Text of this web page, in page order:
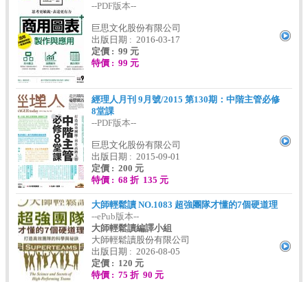
--PDF版本--
巨思文化股份有限公司
出版日期 : 2016-03-17
定價 : 99 元
特價 : 99 元
經理人月刊 9月號/2015 第130期：中階主管必修
8堂課
--PDF版本--
巨思文化股份有限公司
出版日期 : 2015-09-01
定價 : 200 元
特價 : 68 折 135 元
大師輕鬆讀 NO.1083 超強團隊才懂的7個硬道理
--ePub版本--
大師輕鬆讀編譯小組
大師輕鬆讀股份有限公司
出版日期 : 2026-08-05
定價 : 120 元
特價 : 75 折 90 元